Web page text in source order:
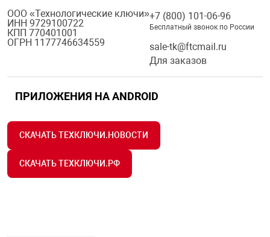
ООО «Технологические ключи»
ИНН 9729100722
КПП 770401001
ОГРН 1177746634559
+7 (800) 101-06-96
Бесплатный звонок по России
sale-tk@ftcmail.ru
Для заказов
ПРИЛОЖЕНИЯ НА ANDROID
СКАЧАТЬ ТЕХКЛЮЧИ.НОВОСТИ
СКАЧАТЬ ТЕХКЛЮЧИ.РФ